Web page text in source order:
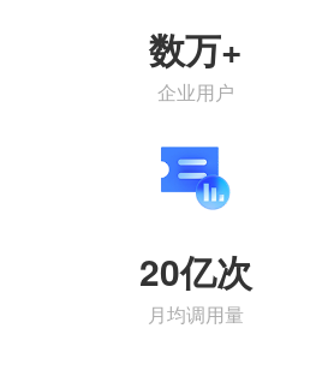
数万+
企业用户
20亿次
月均调用量